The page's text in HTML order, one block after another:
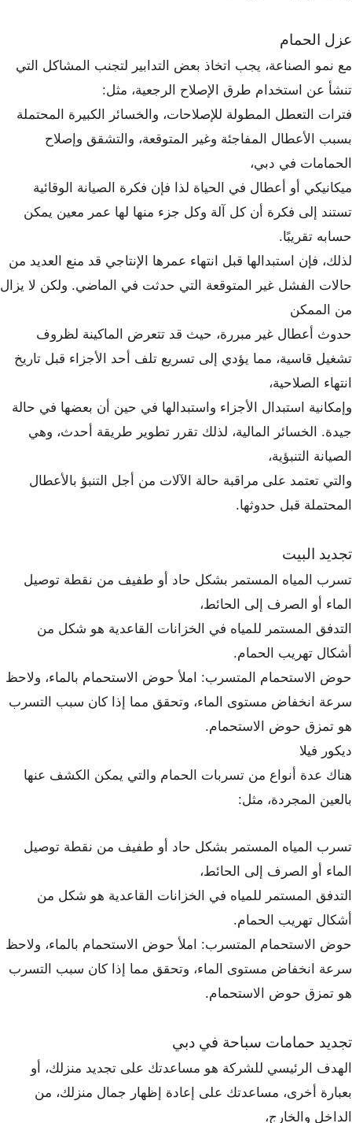
عزل الحمام
مع نمو الصناعة، يجب اتخاذ بعض التدابير لتجنب المشاكل التي
تنشأ عن استخدام طرق الإصلاح الرجعية، مثل:
فترات التعطل المطولة للإصلاحات، والخسائر الكبيرة المحتملة
بسبب الأعطال المفاجئة وغير المتوقعة، والتشقق وإصلاح
الحمامات في دبي،
ميكانيكي أو أعطال في الحياة لذا فإن فكرة الصيانة الوقائية
تستند إلى فكرة أن كل آلة وكل جزء منها لها عمر معين يمكن
حسابه تقريبًا.
لذلك، فإن استبدالها قبل انتهاء عمرها الإنتاجي قد منع العديد من
حالات الفشل غير المتوقعة التي حدثت في الماضي. ولكن لا يزال
من الممكن
حدوث أعطال غير مبررة، حيث قد تتعرض الماكينة لظروف
تشغيل قاسية، مما يؤدي إلى تسريع تلف أحد الأجزاء قبل تاريخ
انتهاء الصلاحية،
وإمكانية استبدال الأجزاء واستبدالها في حين أن بعضها في حالة
جيدة. الخسائر المالية، لذلك تقرر تطوير طريقة أحدث، وهي
الصيانة التنبؤية،
والتي تعتمد على مراقبة حالة الآلات من أجل التنبؤ بالأعطال
المحتملة قبل حدوثها.
تجديد البيت
تسرب المياه المستمر بشكل حاد أو طفيف من نقطة توصيل
الماء أو الصرف إلى الحائط،
التدفق المستمر للمياه في الخزانات القاعدية هو شكل من
أشكال تهريب الحمام.
حوض الاستحمام المتسرب: املأ حوض الاستحمام بالماء، ولاحظ
سرعة انخفاض مستوى الماء، وتحقق مما إذا كان سبب التسرب
هو تمزق حوض الاستحمام.
ديكور فيلا
هناك عدة أنواع من تسربات الحمام والتي يمكن الكشف عنها
بالعين المجردة، مثل:
تسرب المياه المستمر بشكل حاد أو طفيف من نقطة توصيل
الماء أو الصرف إلى الحائط،
التدفق المستمر للمياه في الخزانات القاعدية هو شكل من
أشكال تهريب الحمام.
حوض الاستحمام المتسرب: املأ حوض الاستحمام بالماء، ولاحظ
سرعة انخفاض مستوى الماء، وتحقق مما إذا كان سبب التسرب
هو تمزق حوض الاستحمام.
تجديد حمامات سباحة في دبي
الهدف الرئيسي للشركة هو مساعدتك على تجديد منزلك، أو
بعبارة أخرى، مساعدتك على إعادة إظهار جمال منزلك، من
الداخل والخارج،